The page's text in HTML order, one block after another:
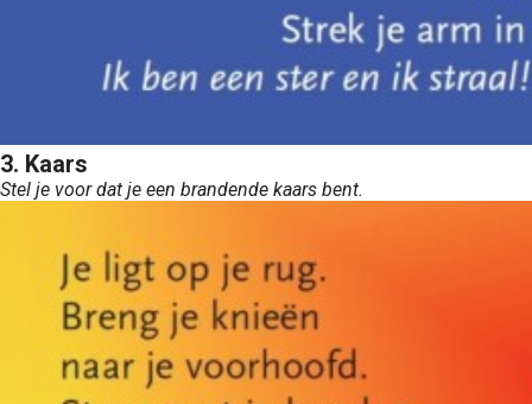
3. Kaars
Stel je voor dat je een brandende kaars bent.